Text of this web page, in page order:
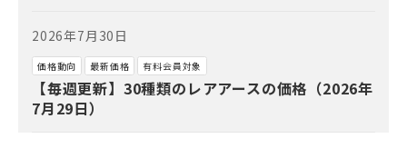
2026年7月30日
価格動向 最新価格 有料会員対象
【毎週更新】30種類のレアアースの価格（2026年
7月29日）